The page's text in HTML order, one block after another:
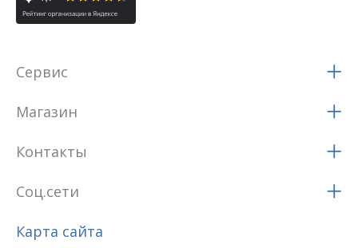
Сервис
Магазин
Контакты
Соц.сети
Карта сайта